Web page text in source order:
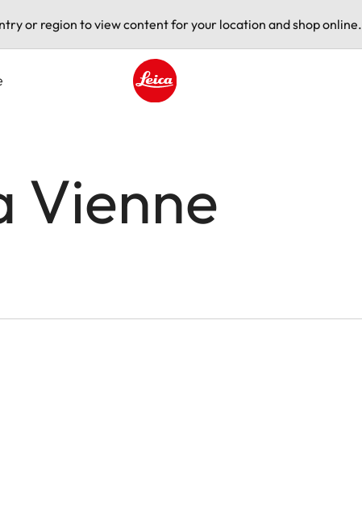
or region to view content for your location and shop online.
Vienne